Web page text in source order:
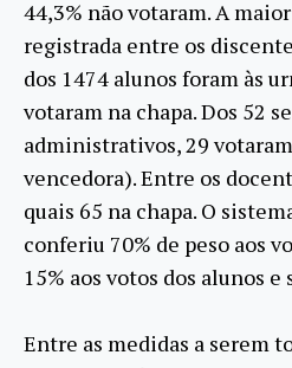
44,3% não votaram. A
registrada entre os
dos 1474 alunos foram às
votaram na chapa. Dos 52
administrativos, 29
vencedora). Entre os
quais 65 na chapa. O
conferiu 70% de peso aos
15% aos votos dos alunos e
Entre as medidas a serem